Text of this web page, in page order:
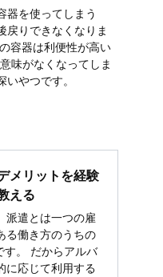
器を使ってしまう
戻りできなくなりま
容器は利便性が高い
味がなくなってしま
やつです。
メリットを経験
える
派遣とは一つの雇
る働き方のうちの
す。 だからアルバ
に応じて利用する